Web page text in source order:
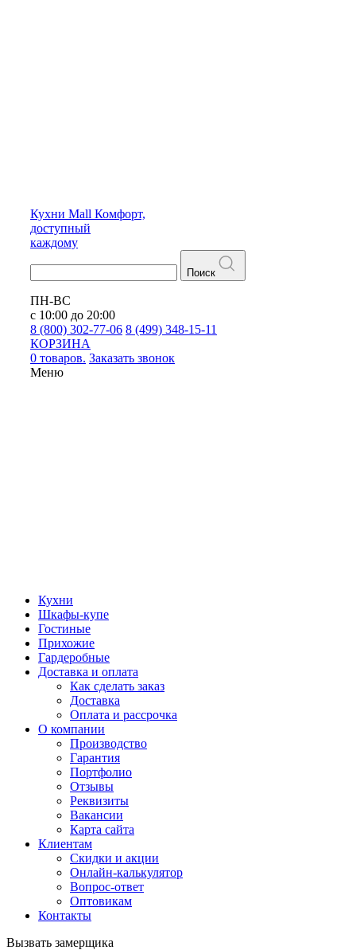
Кухни Mall Комфорт,
доступный
каждому
Поиск
ПН-ВС
с 10:00 до 20:00
8 (800) 302-77-06 8 (499) 348-15-11
КОРЗИНА
0 товаров. Заказать звонок
Меню
Кухни
Шкафы-купе
Гостиные
Прихожие
Гардеробные
Доставка и оплата
Как сделать заказ
Доставка
Оплата и рассрочка
О компании
Производство
Гарантия
Портфолио
Отзывы
Реквизиты
Вакансии
Карта сайта
Клиентам
Скидки и акции
Онлайн-калькулятор
Вопрос-ответ
Оптовикам
Контакты
Вызвать замерщика